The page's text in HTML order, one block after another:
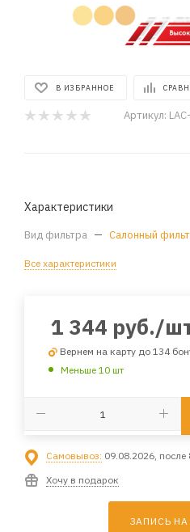
В ИЗБРАННОЕ
Артикул:
Характеристики
Вид фильтра — Салонный
Все характеристики
1 344 руб./
Вернем на карту до 134
Меньше 10 шт
Самовывоз: 09.08.2026, после
Хочу в подарок
ЗАПИСЬ